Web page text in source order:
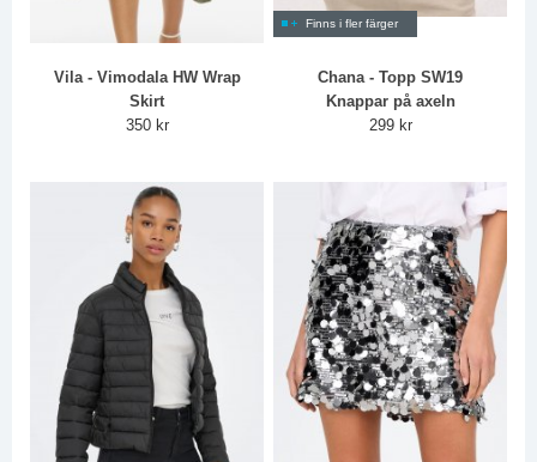
Vila - Vimodala HW Wrap
Skirt
350 kr
Finns i fler färger
Chana - Topp SW19
Knappar på axeln
299 kr